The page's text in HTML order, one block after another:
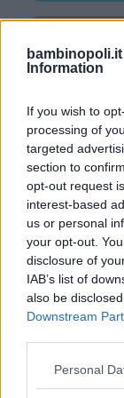
bambinopoli.it
Information
If you wish to
processing of
targeted
section to
opt-out request
interest-based
us or personal
your opt-out.
disclosure of
IAB’s list of
also be
Downstream
Please note
Personal